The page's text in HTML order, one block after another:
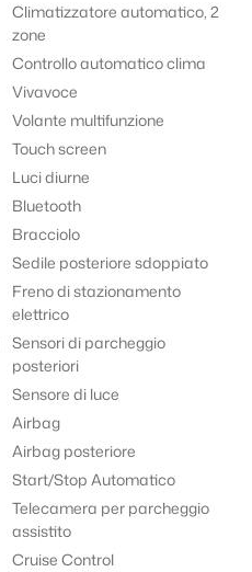
Climatizzatore automatico, 2
zone
Controllo automatico clima
Vivavoce
Volante multifunzione
Touch screen
Luci diurne
Bluetooth
Bracciolo
Sedile posteriore sdoppiato
Freno di stazionamento
elettrico
Sensori di parcheggio
posteriori
Sensore di luce
Airbag
Airbag posteriore
Start/Stop Automatico
Telecamera per parcheggio
assistito
Cruise Control